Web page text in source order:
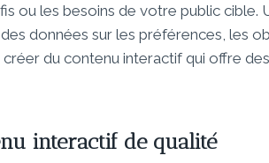
ou les besoins de votre public cible.
données sur les préférences, les
créer du contenu interactif qui offre
interactif de qualité